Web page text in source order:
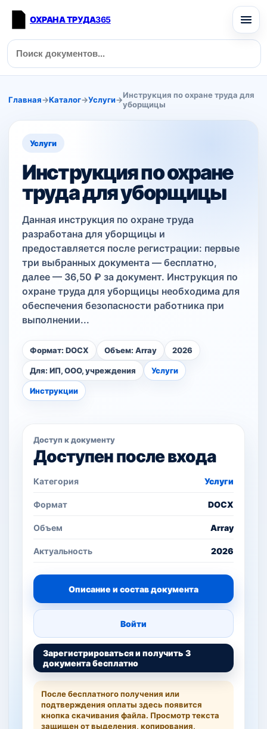
ОХРАНА ТРУДА365
Главная→Каталог→Услуги→Инструкция по охране труда для
уборщицы
Услуги
Инструкция по охране
труда для уборщицы
Данная инструкция по охране труда
разработана для уборщицы и
предоставляется после регистрации: первые
три выбранных документа — бесплатно,
далее — 36,50 ₽ за документ. Инструкция по
охране труда для уборщицы необходима для
обеспечения безопасности работника при
выполнении...
Формат: DOCX Объем: Array 2026
Для: ИП, ООО, учреждения Услуги
Инструкции
Доступ к документу
Доступен после входа
Категория Услуги
Формат DOCX
Объем Array
Актуальность 2026
Описание и состав документа
Войти
Зарегистрироваться и получить 3
документа бесплатно
После бесплатного получения или
подтверждения оплаты здесь появится
кнопка скачивания файла. Просмотр текста
защищен от выделения, копирования,